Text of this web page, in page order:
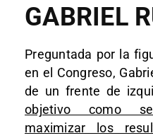
GABRIEL
Preguntada por la
en el Congreso,
de un frente de
objetivo como
maximizar los